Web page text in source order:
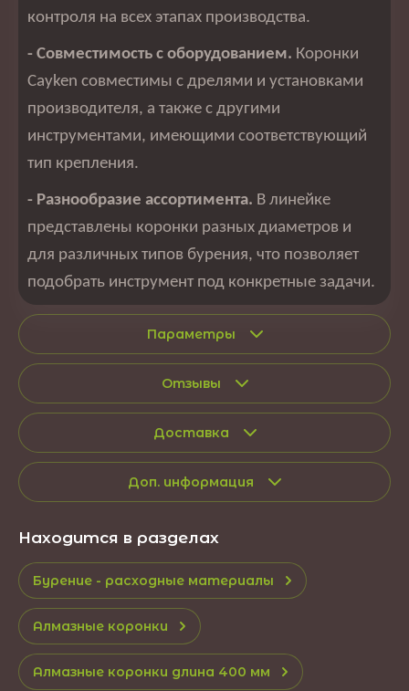
контроля на всех этапах производства.
- Совместимость с оборудованием. Коронки
Cayken совместимы с дрелями и установками
производителя, а также с другими
инструментами, имеющими соответствующий
тип крепления.
- Разнообразие ассортимента. В линейке
представлены коронки разных диаметров и
для различных типов бурения, что позволяет
подобрать инструмент под конкретные задачи.
Параметры
Отзывы
Доставка
Доп. информация
Находится в разделах
Бурение - расходные материалы
Алмазные коронки
Алмазные коронки длина 400 мм